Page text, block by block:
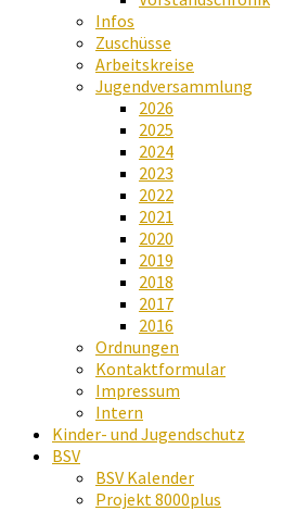
Infos
Zuschüsse
Arbeitskreise
Jugendversammlung
2026
2025
2024
2023
2022
2021
2020
2019
2018
2017
2016
Ordnungen
Kontaktformular
Impressum
Intern
Kinder- und Jugendschutz
BSV
BSV Kalender
Projekt 8000plus